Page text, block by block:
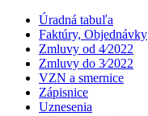
Úradná tabuľa
Faktúry, Objednávky
Zmluvy od 4⁄2022
Zmluvy do 3⁄2022
VZN a smernice
Zápisnice
Uznesenia